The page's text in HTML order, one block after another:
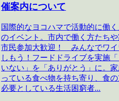
催案内について
国際的なヨコハマで活動的に働
のイベント。市内で働く方たちや
市民参加大歓迎！ みんなでワイ
しもう！フードドライブを実施
いない」を「ありがとう」に。
っている食べ物を持ち寄り、食
必要としている生活困窮者...